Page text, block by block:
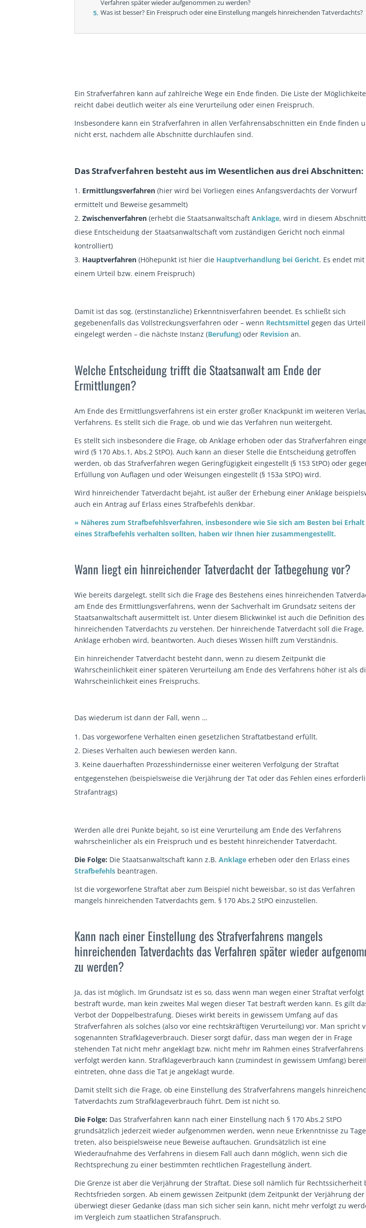
Verfahren später wieder aufgenommen zu werden?
Was ist besser? Ein Freispruch oder eine Einstellung mangels hinreichenden Tatverdachts?
Ein Strafverfahren kann auf zahlreiche Wege ein Ende finden. Die Liste der
reicht dabei deutlich weiter als eine Verurteilung oder einen Freispruch.
Insbesondere kann ein Strafverfahren in allen Verfahrensabschnitten ein Ende finden
nicht erst, nachdem alle Abschnitte durchlaufen sind.
Das Strafverfahren besteht aus im Wesentlichen aus drei Abschnitten:
Ermittlungsverfahren (hier wird bei Vorliegen eines Anfangsverdachts der Vorwurf
ermittelt und Beweise gesammelt)
Zwischenverfahren (erhebt die StaatsanwaltschaftAnklage, wird in diesem Abschnitt
diese Entscheidung der Staatsanwaltschaft vom zuständigen Gericht noch einmal
kontrolliert)
Hauptverfahren (Höhepunkt ist hier die Hauptverhandlung bei Gericht. Es endet mit
einem Urteil bzw. einem Freispruch)
Damit ist das sog. (erstinstanzliche) Erkenntnisverfahren beendet. Es schließt sich
gegebenenfalls das Vollstreckungsverfahren oder – wenn Rechtsmittel gegen das Urteil
eingelegt werden – die nächste Instanz (Berufung) oder Revision an.
Welche Entscheidung trifft die Staatsanwalt am Ende der
Ermittlungen?
Am Ende des Ermittlungsverfahrens ist ein erster großer Knackpunkt im weiteren
Verfahrens. Es stellt sich die Frage, ob und wie das Verfahren nun weitergeht.
Es stellt sich insbesondere die Frage, ob Anklage erhoben oder das Strafverfahren
wird (§ 170 Abs.1, Abs.2 StPO). Auch kann an dieser Stelle die Entscheidung getroffen
werden, ob das Strafverfahren wegen Geringfügigkeit eingestellt (§ 153 StPO) oder
Erfüllung von Auflagen und oder Weisungen eingestellt (§ 153a StPO) wird.
Wird hinreichender Tatverdacht bejaht, ist außer der Erhebung einer Anklage
auch ein Antrag auf Erlass eines Strafbefehls denkbar.
» Näheres zum Strafbefehlsverfahren, insbesondere wie Sie sich am Besten bei Erhalt
eines Strafbefehls verhalten sollten, haben wir Ihnen hier zusammengestellt.
Wann liegt ein hinreichender Tatverdacht der Tatbegehung vor?
Wie bereits dargelegt, stellt sich die Frage des Bestehens eines hinreichenden
am Ende des Ermittlungsverfahrens, wenn der Sachverhalt im Grundsatz seitens der
Staatsanwaltschaft ausermittelt ist. Unter diesem Blickwinkel ist auch die Definition des
hinreichenden Tatverdachts zu verstehen. Der hinreichende Tatverdacht soll die Frage,
Anklage erhoben wird, beantworten. Auch dieses Wissen hilft zum Verständnis.
Ein hinreichender Tatverdacht besteht dann, wenn zu diesem Zeitpunkt die
Wahrscheinlichkeit einer späteren Verurteilung am Ende des Verfahrens höher ist als
Wahrscheinlichkeit eines Freispruchs.
Das wiederum ist dann der Fall, wenn …
Das vorgeworfene Verhalten einen gesetzlichen Straftatbestand erfüllt.
Dieses Verhalten auch bewiesen werden kann.
Keine dauerhaften Prozesshindernisse einer weiteren Verfolgung der Straftat
entgegenstehen (beispielsweise die Verjährung der Tat oder das Fehlen eines
Strafantrags)
Werden alle drei Punkte bejaht, so ist eine Verurteilung am Ende des Verfahrens
wahrscheinlicher als ein Freispruch und es besteht hinreichender Tatverdacht.
Die Folge: Die Staatsanwaltschaft kann z.B.Anklage erheben oder den Erlass eines
Strafbefehls beantragen.
Ist die vorgeworfene Straftat aber zum Beispiel nicht beweisbar, so ist das Verfahren
mangels hinreichenden Tatverdachts gem. § 170 Abs.2 StPO einzustellen.
Kann nach einer Einstellung des Strafverfahrens mangels
hinreichenden Tatverdachts das Verfahren später wieder
zu werden?
Ja, das ist möglich. Im Grundsatz ist es so, dass wenn man wegen einer Straftat
bestraft wurde, man kein zweites Mal wegen dieser Tat bestraft werden kann. Es gilt
Verbot der Doppelbestrafung. Dieses wirkt bereits in gewissem Umfang auf das
Strafverfahren als solches (also vor eine rechtskräftigen Verurteilung) vor. Man spricht
sogenannten Strafklageverbrauch. Dieser sorgt dafür, dass man wegen der in Frage
stehenden Tat nicht mehr angeklagt bzw. nicht mehr im Rahmen eines Strafverfahrens
verfolgt werden kann. Strafklageverbrauch kann (zumindest in gewissem Umfang)
eintreten, ohne dass die Tat je angeklagt wurde.
Damit stellt sich die Frage, ob eine Einstellung des Strafverfahrens mangels
Tatverdachts zum Strafklageverbrauch führt. Dem ist nicht so.
Die Folge: Das Strafverfahren kann nach einer Einstellung nach § 170 Abs.2 StPO
grundsätzlich jederzeit wieder aufgenommen werden, wenn neue Erkenntnisse zu Tage
treten, also beispielsweise neue Beweise auftauchen. Grundsätzlich ist eine
Wiederaufnahme des Verfahrens in diesem Fall auch dann möglich, wenn sich die
Rechtsprechung zu einer bestimmten rechtlichen Fragestellung ändert.
Die Grenze ist aber die Verjährung der Straftat. Diese soll nämlich für Rechtssicherheit
Rechtsfrieden sorgen. Ab einem gewissen Zeitpunkt (dem Zeitpunkt der Verjährung der
überwiegt dieser Gedanke (dass man sich sicher sein kann, nicht mehr verfolgt zu
im Vergleich zum staatlichen Strafanspruch.